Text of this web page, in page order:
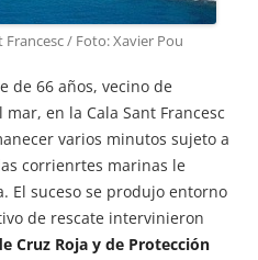
Francesc / Foto: Xavier Pou
de 66 años, vecino de
en la Cala Sant Francesc
varios minutos sujeto a
corrienrtes marinas le
El suceso se produjo entorno
de rescate intervinieron
Cruz Roja y de Protección